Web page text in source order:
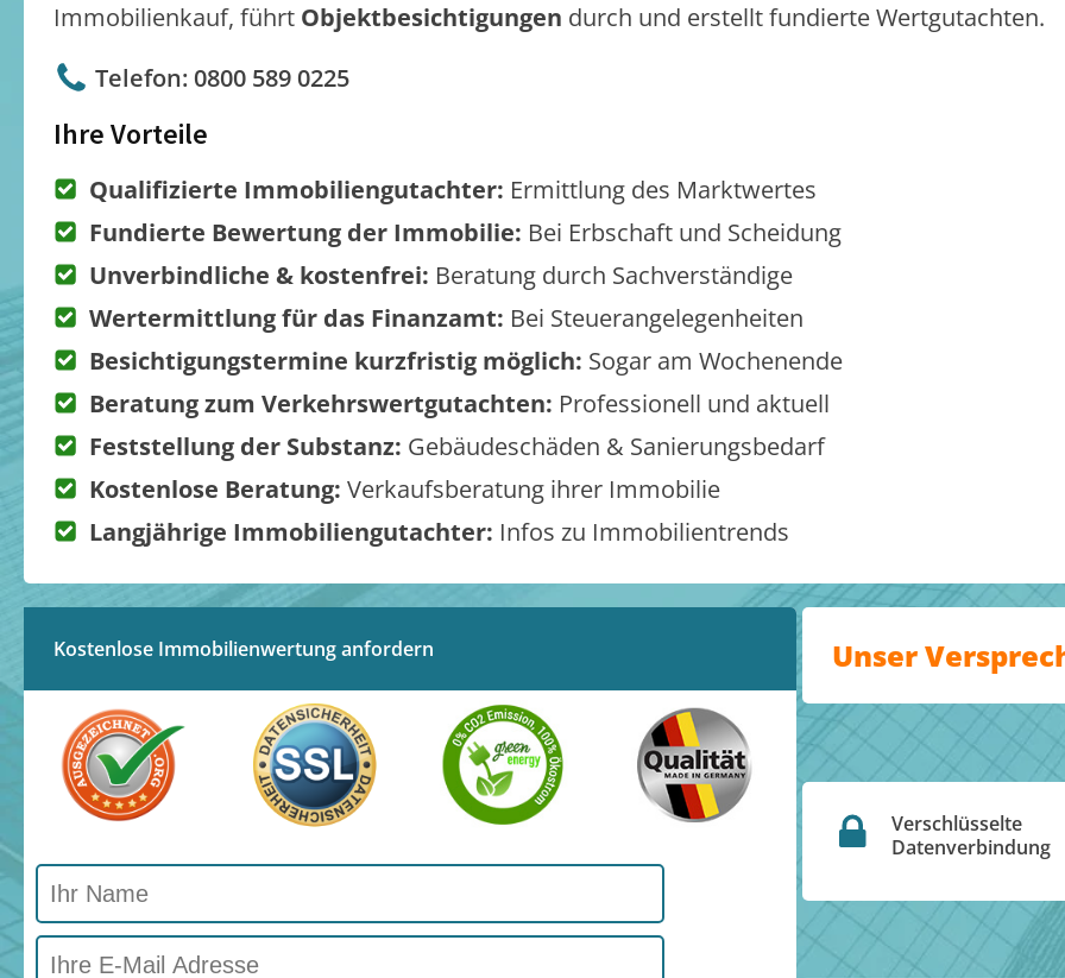
Immobilienkauf, führt Objektbesichtigungen durch und erstellt fundierte Wertgutachten.
Telefon: 0800 589 0225
Ihre Vorteile
Qualifizierte Immobiliengutachter: Ermittlung des Marktwertes
Fundierte Bewertung der Immobilie: Bei Erbschaft und Scheidung
Unverbindliche & kostenfrei: Beratung durch Sachverständige
Wertermittlung für das Finanzamt: Bei Steuerangelegenheiten
Besichtigungstermine kurzfristig möglich: Sogar am Wochenende
Beratung zum Verkehrswertgutachten: Professionell und aktuell
Feststellung der Substanz: Gebäudeschäden & Sanierungsbedarf
Kostenlose Beratung: Verkaufsberatung ihrer Immobilie
Langjährige Immobiliengutachter: Infos zu Immobilientrends
Kostenlose Immobilienwertung anfordern Unser
Verschlüsselte
Datenverbindung